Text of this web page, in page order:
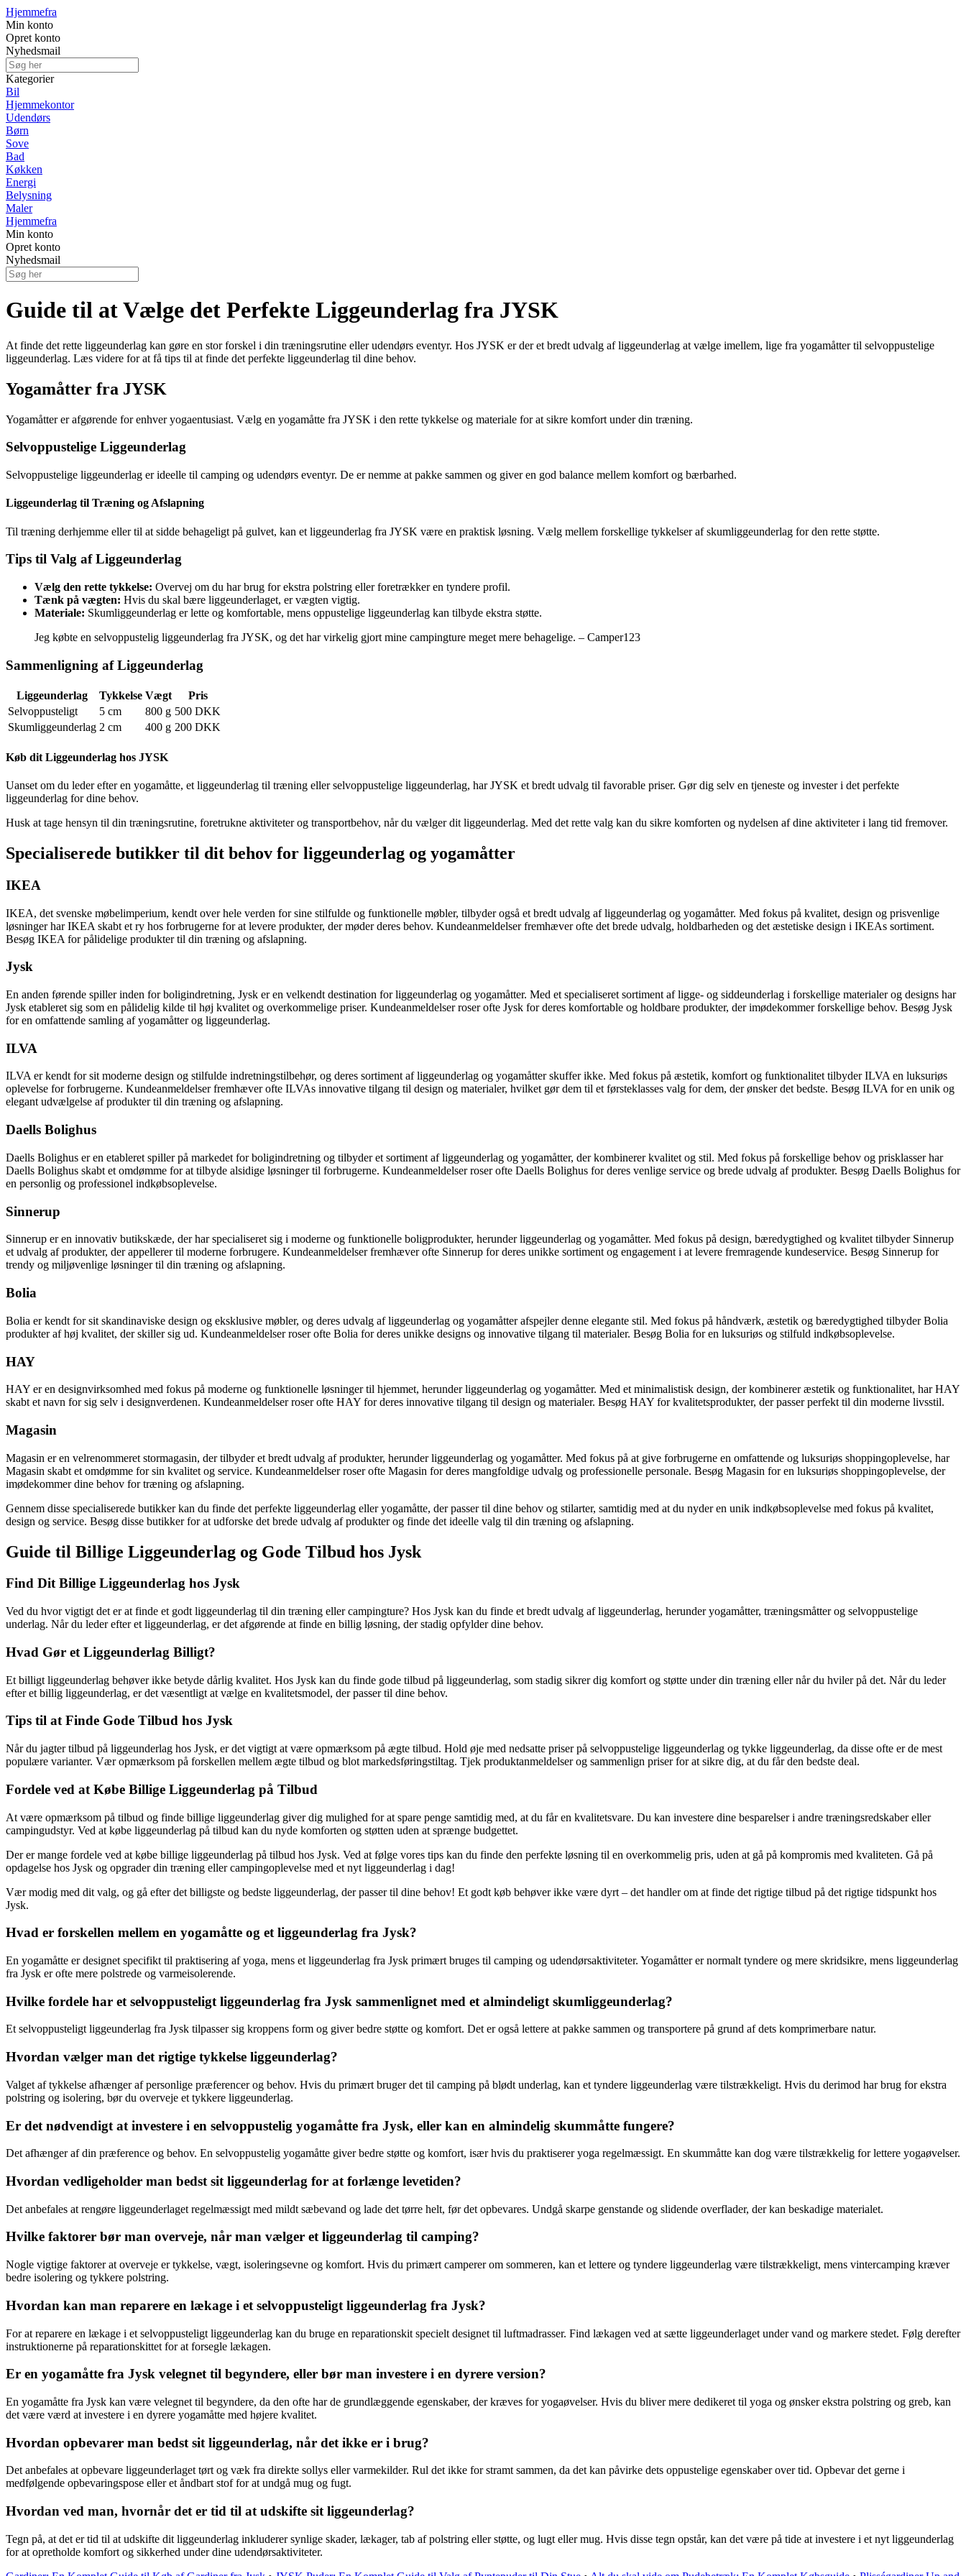
Hjemmefra
Min konto
Opret konto
Nyhedsmail
Kategorier
Bil
Hjemmekontor
Udendørs
Børn
Sove
Bad
Køkken
Energi
Belysning
Maler
Hjemmefra
Min konto
Opret konto
Nyhedsmail
Guide til at Vælge det Perfekte Liggeunderlag fra JYSK
At finde det rette liggeunderlag kan gøre en stor forskel i din træningsrutine eller udendørs eventyr. Hos JYSK er der et bredt udvalg af liggeunderlag at vælge imellem, lige fra yogamåtter til selvoppustelige
liggeunderlag. Læs videre for at få tips til at finde det perfekte liggeunderlag til dine behov.
Yogamåtter fra JYSK
Yogamåtter er afgørende for enhver yogaentusiast. Vælg en yogamåtte fra JYSK i den rette tykkelse og materiale for at sikre komfort under din træning.
Selvoppustelige Liggeunderlag
Selvoppustelige liggeunderlag er ideelle til camping og udendørs eventyr. De er nemme at pakke sammen og giver en god balance mellem komfort og bærbarhed.
Liggeunderlag til Træning og Afslapning
Til træning derhjemme eller til at sidde behageligt på gulvet, kan et liggeunderlag fra JYSK være en praktisk løsning. Vælg mellem forskellige tykkelser af skumliggeunderlag for den rette støtte.
Tips til Valg af Liggeunderlag
Vælg den rette tykkelse: Overvej om du har brug for ekstra polstring eller foretrækker en tyndere profil.
Tænk på vægten: Hvis du skal bære liggeunderlaget, er vægten vigtig.
Materiale: Skumliggeunderlag er lette og komfortable, mens oppustelige liggeunderlag kan tilbyde ekstra støtte.
Jeg købte en selvoppustelig liggeunderlag fra JYSK, og det har virkelig gjort mine campingture meget mere behagelige. – Camper123
Sammenligning af Liggeunderlag
Liggeunderlag Tykkelse Vægt
Pris
Selvoppusteligt
5 cm 800 g 500 DKK
Skumliggeunderlag 2 cm 400 g 200 DKK
Køb dit Liggeunderlag hos JYSK
Uanset om du leder efter en yogamåtte, et liggeunderlag til træning eller selvoppustelige liggeunderlag, har JYSK et bredt udvalg til favorable priser. Gør dig selv en tjeneste og invester i det perfekte
liggeunderlag for dine behov.
Husk at tage hensyn til din træningsrutine, foretrukne aktiviteter og transportbehov, når du vælger dit liggeunderlag. Med det rette valg kan du sikre komforten og nydelsen af dine aktiviteter i lang tid fremover.
Specialiserede butikker til dit behov for liggeunderlag og yogamåtter
IKEA
IKEA, det svenske møbelimperium, kendt over hele verden for sine stilfulde og funktionelle møbler, tilbyder også et bredt udvalg af liggeunderlag og yogamåtter. Med fokus på kvalitet, design og prisvenlige
løsninger har IKEA skabt et ry hos forbrugerne for at levere produkter, der møder deres behov. Kundeanmeldelser fremhæver ofte det brede udvalg, holdbarheden og det æstetiske design i IKEAs sortiment.
Besøg IKEA for pålidelige produkter til din træning og afslapning.
Jysk
En anden førende spiller inden for boligindretning, Jysk er en velkendt destination for liggeunderlag og yogamåtter. Med et specialiseret sortiment af ligge- og siddeunderlag i forskellige materialer og designs har
Jysk etableret sig som en pålidelig kilde til høj kvalitet og overkommelige priser. Kundeanmeldelser roser ofte Jysk for deres komfortable og holdbare produkter, der imødekommer forskellige behov. Besøg Jysk
for en omfattende samling af yogamåtter og liggeunderlag.
ILVA
ILVA er kendt for sit moderne design og stilfulde indretningstilbehør, og deres sortiment af liggeunderlag og yogamåtter skuffer ikke. Med fokus på æstetik, komfort og funktionalitet tilbyder ILVA en luksuriøs
oplevelse for forbrugerne. Kundeanmeldelser fremhæver ofte ILVAs innovative tilgang til design og materialer, hvilket gør dem til et førsteklasses valg for dem, der ønsker det bedste. Besøg ILVA for en unik og
elegant udvælgelse af produkter til din træning og afslapning.
Daells Bolighus
Daells Bolighus er en etableret spiller på markedet for boligindretning og tilbyder et sortiment af liggeunderlag og yogamåtter, der kombinerer kvalitet og stil. Med fokus på forskellige behov og prisklasser har
Daells Bolighus skabt et omdømme for at tilbyde alsidige løsninger til forbrugerne. Kundeanmeldelser roser ofte Daells Bolighus for deres venlige service og brede udvalg af produkter. Besøg Daells Bolighus for
en personlig og professionel indkøbsoplevelse.
Sinnerup
Sinnerup er en innovativ butikskæde, der har specialiseret sig i moderne og funktionelle boligprodukter, herunder liggeunderlag og yogamåtter. Med fokus på design, bæredygtighed og kvalitet tilbyder Sinnerup
et udvalg af produkter, der appellerer til moderne forbrugere. Kundeanmeldelser fremhæver ofte Sinnerup for deres unikke sortiment og engagement i at levere fremragende kundeservice. Besøg Sinnerup for
trendy og miljøvenlige løsninger til din træning og afslapning.
Bolia
Bolia er kendt for sit skandinaviske design og eksklusive møbler, og deres udvalg af liggeunderlag og yogamåtter afspejler denne elegante stil. Med fokus på håndværk, æstetik og bæredygtighed tilbyder Bolia
produkter af høj kvalitet, der skiller sig ud. Kundeanmeldelser roser ofte Bolia for deres unikke designs og innovative tilgang til materialer. Besøg Bolia for en luksuriøs og stilfuld indkøbsoplevelse.
HAY
HAY er en designvirksomhed med fokus på moderne og funktionelle løsninger til hjemmet, herunder liggeunderlag og yogamåtter. Med et minimalistisk design, der kombinerer æstetik og funktionalitet, har HAY
skabt et navn for sig selv i designverdenen. Kundeanmeldelser roser ofte HAY for deres innovative tilgang til design og materialer. Besøg HAY for kvalitetsprodukter, der passer perfekt til din moderne livsstil.
Magasin
Magasin er en velrenommeret stormagasin, der tilbyder et bredt udvalg af produkter, herunder liggeunderlag og yogamåtter. Med fokus på at give forbrugerne en omfattende og luksuriøs shoppingoplevelse, har
Magasin skabt et omdømme for sin kvalitet og service. Kundeanmeldelser roser ofte Magasin for deres mangfoldige udvalg og professionelle personale. Besøg Magasin for en luksuriøs shoppingoplevelse, der
imødekommer dine behov for træning og afslapning.
Gennem disse specialiserede butikker kan du finde det perfekte liggeunderlag eller yogamåtte, der passer til dine behov og stilarter, samtidig med at du nyder en unik indkøbsoplevelse med fokus på kvalitet,
design og service. Besøg disse butikker for at udforske det brede udvalg af produkter og finde det ideelle valg til din træning og afslapning.
Guide til Billige Liggeunderlag og Gode Tilbud hos Jysk
Find Dit Billige Liggeunderlag hos Jysk
Ved du hvor vigtigt det er at finde et godt liggeunderlag til din træning eller campingture? Hos Jysk kan du finde et bredt udvalg af liggeunderlag, herunder yogamåtter, træningsmåtter og selvoppustelige
underlag. Når du leder efter et liggeunderlag, er det afgørende at finde en billig løsning, der stadig opfylder dine behov.
Hvad Gør et Liggeunderlag Billigt?
Et billigt liggeunderlag behøver ikke betyde dårlig kvalitet. Hos Jysk kan du finde gode tilbud på liggeunderlag, som stadig sikrer dig komfort og støtte under din træning eller når du hviler på det. Når du leder
efter et billig liggeunderlag, er det væsentligt at vælge en kvalitetsmodel, der passer til dine behov.
Tips til at Finde Gode Tilbud hos Jysk
Når du jagter tilbud på liggeunderlag hos Jysk, er det vigtigt at være opmærksom på ægte tilbud. Hold øje med nedsatte priser på selvoppustelige liggeunderlag og tykke liggeunderlag, da disse ofte er de mest
populære varianter. Vær opmærksom på forskellen mellem ægte tilbud og blot markedsføringstiltag. Tjek produktanmeldelser og sammenlign priser for at sikre dig, at du får den bedste deal.
Fordele ved at Købe Billige Liggeunderlag på Tilbud
At være opmærksom på tilbud og finde billige liggeunderlag giver dig mulighed for at spare penge samtidig med, at du får en kvalitetsvare. Du kan investere dine besparelser i andre træningsredskaber eller
campingudstyr. Ved at købe liggeunderlag på tilbud kan du nyde komforten og støtten uden at sprænge budgettet.
Der er mange fordele ved at købe billige liggeunderlag på tilbud hos Jysk. Ved at følge vores tips kan du finde den perfekte løsning til en overkommelig pris, uden at gå på kompromis med kvaliteten. Gå på
opdagelse hos Jysk og opgrader din træning eller campingoplevelse med et nyt liggeunderlag i dag!
Vær modig med dit valg, og gå efter det billigste og bedste liggeunderlag, der passer til dine behov! Et godt køb behøver ikke være dyrt – det handler om at finde det rigtige tilbud på det rigtige tidspunkt hos
Jysk.
Hvad er forskellen mellem en yogamåtte og et liggeunderlag fra Jysk?
En yogamåtte er designet specifikt til praktisering af yoga, mens et liggeunderlag fra Jysk primært bruges til camping og udendørsaktiviteter. Yogamåtter er normalt tyndere og mere skridsikre, mens liggeunderlag
fra Jysk er ofte mere polstrede og varmeisolerende.
Hvilke fordele har et selvoppusteligt liggeunderlag fra Jysk sammenlignet med et almindeligt skumliggeunderlag?
Et selvoppusteligt liggeunderlag fra Jysk tilpasser sig kroppens form og giver bedre støtte og komfort. Det er også lettere at pakke sammen og transportere på grund af dets komprimerbare natur.
Hvordan vælger man det rigtige tykkelse liggeunderlag?
Valget af tykkelse afhænger af personlige præferencer og behov. Hvis du primært bruger det til camping på blødt underlag, kan et tyndere liggeunderlag være tilstrækkeligt. Hvis du derimod har brug for ekstra
polstring og isolering, bør du overveje et tykkere liggeunderlag.
Er det nødvendigt at investere i en selvoppustelig yogamåtte fra Jysk, eller kan en almindelig skummåtte fungere?
Det afhænger af din præference og behov. En selvoppustelig yogamåtte giver bedre støtte og komfort, især hvis du praktiserer yoga regelmæssigt. En skummåtte kan dog være tilstrækkelig for lettere yogaøvelser.
Hvordan vedligeholder man bedst sit liggeunderlag for at forlænge levetiden?
Det anbefales at rengøre liggeunderlaget regelmæssigt med mildt sæbevand og lade det tørre helt, før det opbevares. Undgå skarpe genstande og slidende overflader, der kan beskadige materialet.
Hvilke faktorer bør man overveje, når man vælger et liggeunderlag til camping?
Nogle vigtige faktorer at overveje er tykkelse, vægt, isoleringsevne og komfort. Hvis du primært camperer om sommeren, kan et lettere og tyndere liggeunderlag være tilstrækkeligt, mens vintercamping kræver
bedre isolering og tykkere polstring.
Hvordan kan man reparere en lækage i et selvoppusteligt liggeunderlag fra Jysk?
For at reparere en lækage i et selvoppusteligt liggeunderlag kan du bruge en reparationskit specielt designet til luftmadrasser. Find lækagen ved at sætte liggeunderlaget under vand og markere stedet. Følg derefter
instruktionerne på reparationskittet for at forsegle lækagen.
Er en yogamåtte fra Jysk velegnet til begyndere, eller bør man investere i en dyrere version?
En yogamåtte fra Jysk kan være velegnet til begyndere, da den ofte har de grundlæggende egenskaber, der kræves for yogaøvelser. Hvis du bliver mere dedikeret til yoga og ønsker ekstra polstring og greb, kan
det være værd at investere i en dyrere yogamåtte med højere kvalitet.
Hvordan opbevarer man bedst sit liggeunderlag, når det ikke er i brug?
Det anbefales at opbevare liggeunderlaget tørt og væk fra direkte sollys eller varmekilder. Rul det ikke for stramt sammen, da det kan påvirke dets oppustelige egenskaber over tid. Opbevar det gerne i
medfølgende opbevaringspose eller et åndbart stof for at undgå mug og fugt.
Hvordan ved man, hvornår det er tid til at udskifte sit liggeunderlag?
Tegn på, at det er tid til at udskifte dit liggeunderlag inkluderer synlige skader, lækager, tab af polstring eller støtte, og lugt eller mug. Hvis disse tegn opstår, kan det være på tide at investere i et nyt liggeunderlag
for at opretholde komfort og sikkerhed under dine udendørsaktiviteter.